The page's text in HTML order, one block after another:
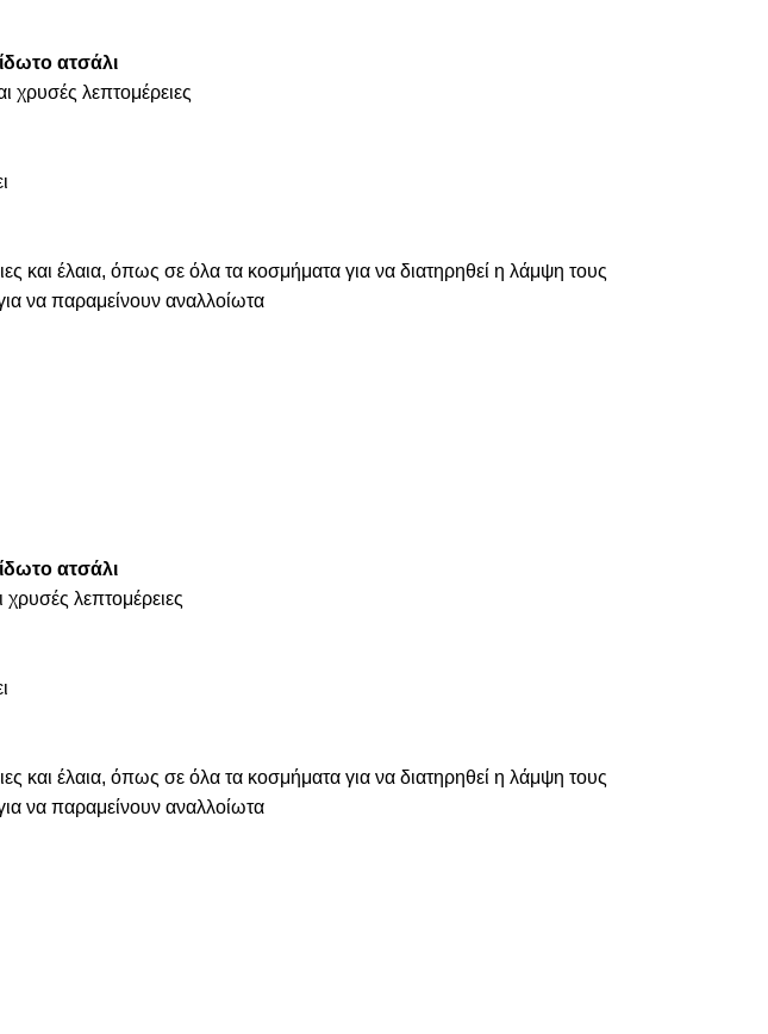
ατσάλι
χρυσές λεπτομέρειες
και έλαια, όπως σε όλα τα κοσμήματα για να διατηρηθεί η λάμψη τους
να παραμείνουν αναλλοίωτα
ατσάλι
λεπτομέρειες
και έλαια, όπως σε όλα τα κοσμήματα για να διατηρηθεί η λάμψη τους
να παραμείνουν αναλλοίωτα